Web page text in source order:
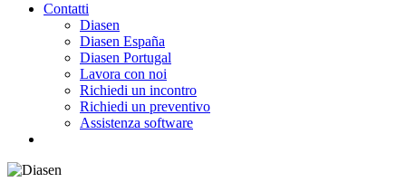
Contatti
Diasen
Diasen España
Diasen Portugal
Lavora con noi
Richiedi un incontro
Richiedi un preventivo
Assistenza software